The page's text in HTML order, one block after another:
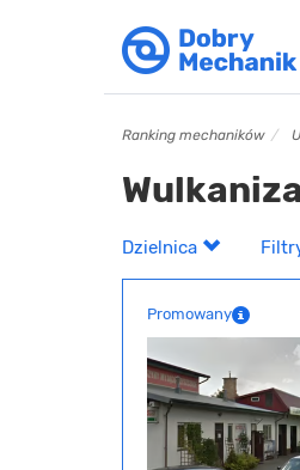
Ranking mechaników
Dzielnica
Promowany